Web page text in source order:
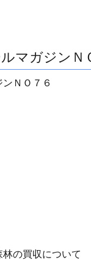
マガジンＮ
ＮＯ７６
の買収について